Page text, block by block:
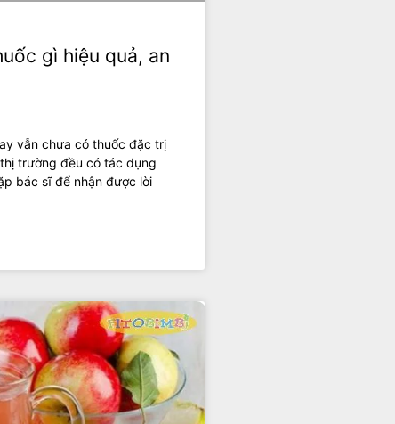
gì hiệu quả, an
vẫn chưa có thuốc đặc trị
trường đều có tác dụng
bác sĩ để nhận được lời